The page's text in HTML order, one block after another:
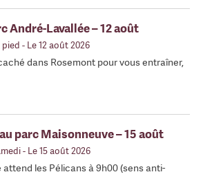
André-Lavallée – 12 août
- Le 12 août 2026
dans Rosemont pour vous entraîner,
parc Maisonneuve – 15 août
- Le 15 août 2026
les Pélicans à 9h00 (sens anti-